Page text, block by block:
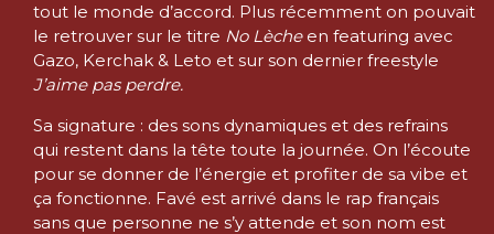
tout le monde d’accord. Plus récemment on pouvait
le retrouver sur le titre No Lècheen featuring avec
Gazo, Kerchak & Leto et sur son dernier freestyle
J’aime pas perdre.
Sa signature : des sons dynamiques et des refrains
qui restent dans la tête toute la journée. On l’écoute
pour se donner de l’énergie et profiter de sa vibe et
ça fonctionne. Favé est arrivé dans le rap français
sans que personne ne s’y attende et son nom est